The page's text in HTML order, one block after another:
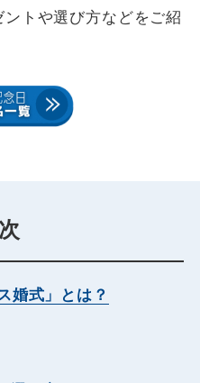
トや選び方などをご紹
婚式」とは？